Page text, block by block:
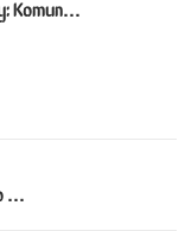
Komun…
…